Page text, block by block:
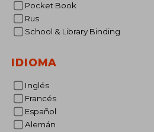
Pocket Book
Rus
School & Library Binding
IDIOMA
Inglés
Francés
Español
Alemán